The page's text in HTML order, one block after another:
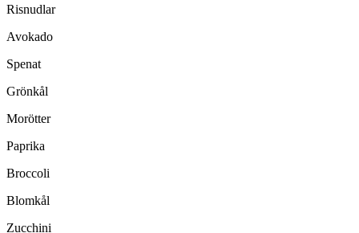
Risnudlar
Avokado
Spenat
Grönkål
Morötter
Paprika
Broccoli
Blomkål
Zucchini